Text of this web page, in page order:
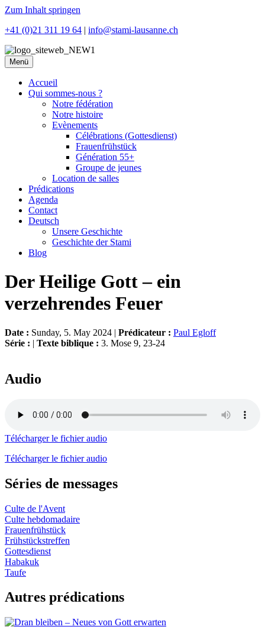
Zum Inhalt springen
+41 (0)21 311 19 64 | info@stami-lausanne.ch
Menü
Accueil
Qui sommes-nous ?
Notre fédération
Notre histoire
Evènements
Célébrations (Gottesdienst)
Frauenfrühstück
Génération 55+
Groupe de jeunes
Location de salles
Prédications
Agenda
Contact
Deutsch
Unsere Geschichte
Geschichte der Stami
Blog
Der Heilige Gott – ein
verzehrendes Feuer
Date : Sunday, 5. May 2024 | Prédicateur : Paul Egloff
Série : | Texte biblique : 3. Mose 9, 23-24
Audio
Télécharger le fichier audio
Télécharger le fichier audio
Séries de messages
Culte de l'Avent
Culte hebdomadaire
Frauenfrühstück
Frühstückstreffen
Gottesdienst
Habakuk
Taufe
Autres prédications